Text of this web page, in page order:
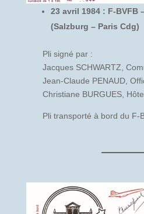
23 avril 1984 : F-BVFB
(Salzburg – Paris Cdg)
Pli signé par :
Jacques SCHWARTZ,
Jean-Claude PENAUD,
Christiane BURGUES,
Pli transporté à bord du F-